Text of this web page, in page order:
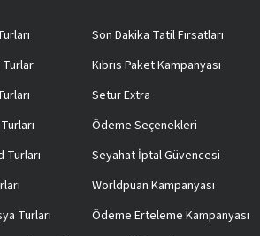
Turları
Turları
Son Dakika Tatil Fırsatları
Kıbrıs Paket Kampanyası
Setur Extra
Ödeme Seçenekleri
Seyahat İptal Güvencesi
Worldpuan Kampanyası
Ödeme Erteleme Kampanyası